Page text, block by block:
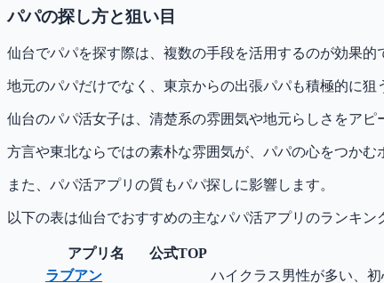
パパの探し方と狙い目
仙台でパパを探す際は、複数の手段を活用するのが効果的
地元のパパだけでなく、東京からの出張パパも積極的に狙
仙台のパパ活女子は、清楚系の雰囲気や地元らしさをアピ
方言や東北ならではの素朴な雰囲気が、パパの心をつかむ
また、パパ活アプリの質もパパ探しに影響します。
以下の表は仙台でおすすめの主なパパ活アプリのランキン
アプリ名 公式TOP
ラブアン
ハイクラス男性が多い、